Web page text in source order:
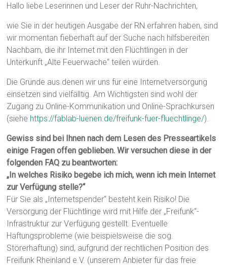
Hallo liebe Leserinnen und Leser der Ruhr-Nachrichten,
wie Sie in der heutigen Ausgabe der RN erfahren haben, sind
wir momentan fieberhaft auf der Suche nach hilfsbereiten
Nachbarn, die ihr Internet mit den Flüchtlingen in der
Unterkunft „Alte Feuerwache“ teilen würden.
Die Gründe aus denen wir uns für eine Internetversorgung
einsetzen sind vielfälltig. Am Wichtigsten sind wohl der
Zugang zu Online-Kommunikation und Online-Sprachkursen
(siehe https://fablab-luenen.de/freifunk-fuer-fluechtlinge/).
Gewiss sind bei Ihnen nach dem Lesen des Presseartikels
einige Fragen offen geblieben. Wir versuchen diese in der
folgenden FAQ zu beantworten:
„In welches Risiko begebe ich mich, wenn ich mein Internet
zur Verfügung stelle?“
Für Sie als „Internetspender“ besteht kein Risiko! Die
Versorgung der Flüchtlinge wird mit Hilfe der „Freifunk“-
Infrastruktur zur Verfügung gestellt. Eventuelle
Haftungsprobleme (wie beispielsweise die sog.
Störerhaftung) sind, aufgrund der rechtlichen Position des
Freifunk Rheinland e.V. (unserem Anbieter für das freie